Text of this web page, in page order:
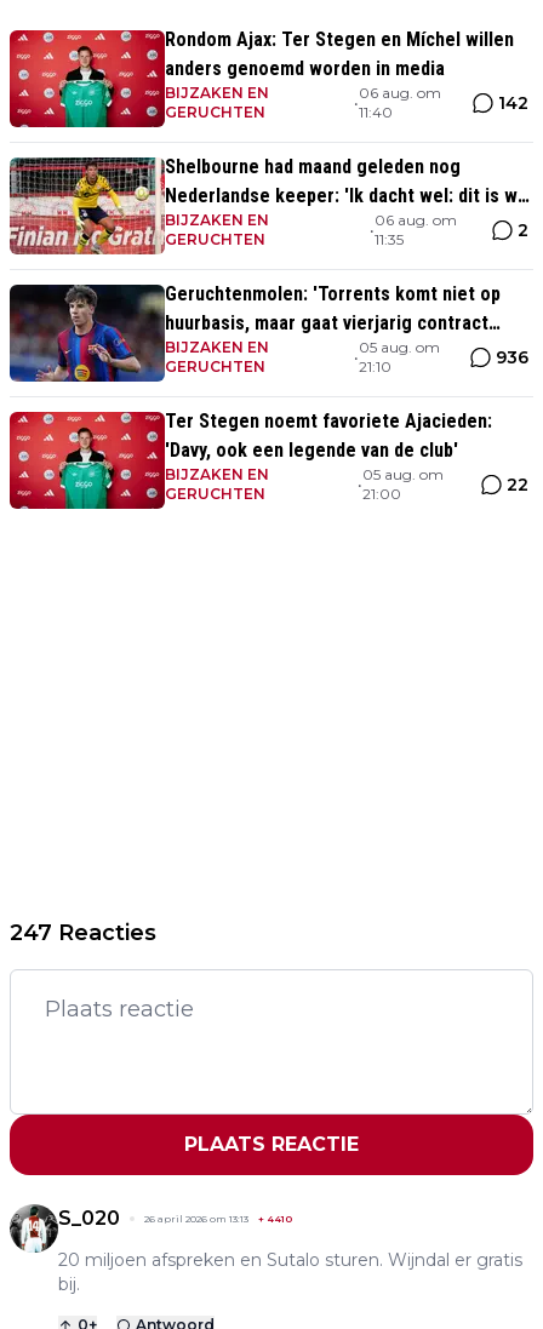
Rondom Ajax: Ter Stegen en Míchel willen
anders genoemd worden in media
BIJZAKEN EN
GERUCHTEN
•
06 aug. om
11:40
142
Shelbourne had maand geleden nog
Nederlandse keeper: 'Ik dacht wel: dit is wel
héél Iers'
BIJZAKEN EN
GERUCHTEN
•
06 aug. om
11:35
2
Geruchtenmolen: 'Torrents komt niet op
huurbasis, maar gaat vierjarig contract
tekenen bij Ajax'
BIJZAKEN EN
GERUCHTEN
•
05 aug. om
21:10
936
Ter Stegen noemt favoriete Ajacieden:
'Davy, ook een legende van de club'
BIJZAKEN EN
GERUCHTEN
•
05 aug. om
21:00
22
247 Reacties
PLAATS REACTIE
S_020 26 april 2026 om 13:13 + 4410
20 miljoen afspreken en Sutalo sturen. Wijndal er gratis
bij.
0+ Antwoord